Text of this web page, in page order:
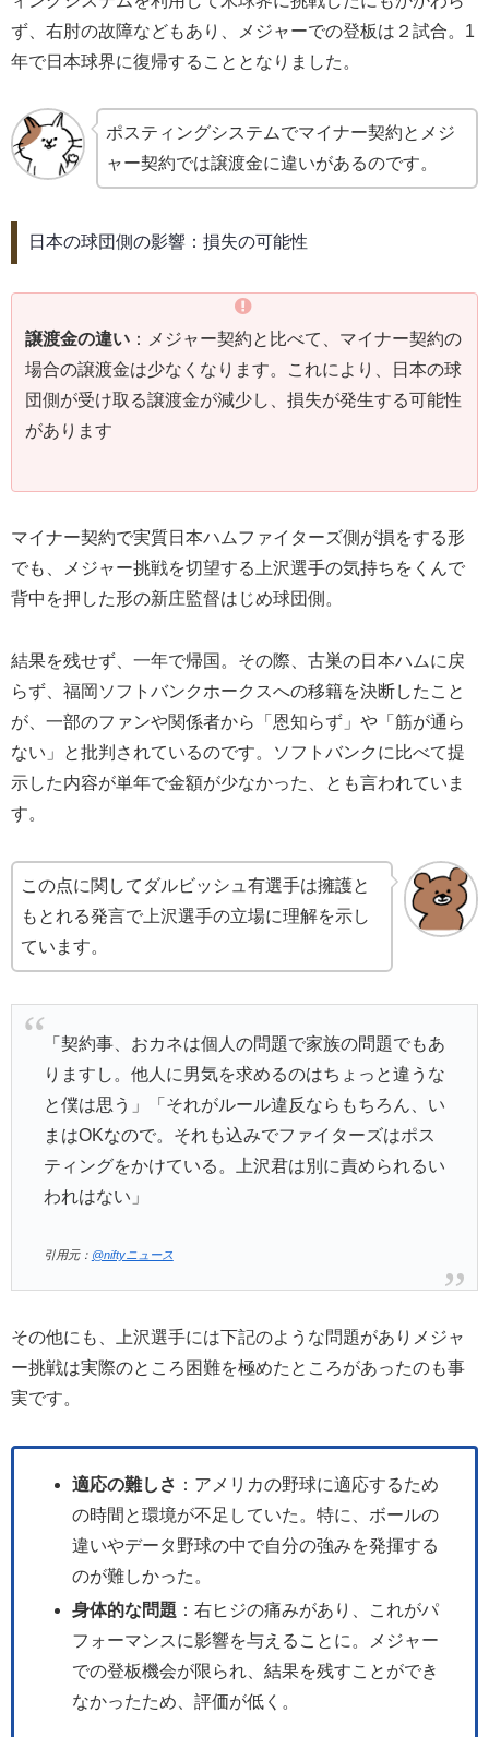
ず、右肘の故障などもあり、メジャーでの登板は２試合。1
年で日本球界に復帰することとなりました。
ポスティングシステムでマイナー契約とメジ
ャー契約では譲渡金に違いがあるのです。
日本の球団側の影響：損失の可能性
譲渡金の違い ：メジャー契約と比べて、マイナー契約の
場合の譲渡金は少なくなります。これにより、日本の球
団側が受け取る譲渡金が減少し、損失が発生する可能性
があります
マイナー契約で実質日本ハムファイターズ側が損をする形
でも、メジャー挑戦を切望する上沢選手の気持ちをくんで
背中を押した形の新庄監督はじめ球団側。
結果を残せず、一年で帰国。その際、古巣の日本ハムに戻
らず、福岡ソフトバンクホークスへの移籍を決断したこと
が、一部のファンや関係者から「恩知らず」や「筋が通ら
ない」と批判されているのです。ソフトバンクに比べて提
示した内容が単年で金額が少なかった、とも言われていま
す。
この点に関してダルビッシュ有選手は擁護と
もとれる発言で上沢選手の立場に理解を示し
ています。
「契約事、おカネは個人の問題で家族の問題でもあ
りますし。他人に男気を求めるのはちょっと違うな
と僕は思う」「それがルール違反ならもちろん、い
まはOKなので。それも込みでファイターズはポス
ティングをかけている。上沢君は別に責められるい
われはない」
引用元： @niftyニュース
その他にも、上沢選手には下記のような問題がありメジャ
ー挑戦は実際のところ困難を極めたところがあったのも事
実です。
適応の難しさ ：アメリカの野球に適応するため
の時間と環境が不足していた。特に、ボールの
違いやデータ野球の中で自分の強みを発揮する
のが難しかった。
身体的な問題 ：右ヒジの痛みがあり、これがパ
フォーマンスに影響を与えることに。メジャー
での登板機会が限られ、結果を残すことができ
なかったため、評価が低く。